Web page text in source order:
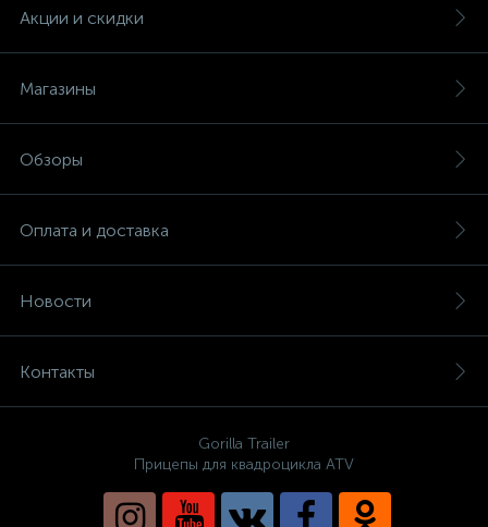
Акции и скидки
Магазины
Обзоры
Оплата и доставка
Новости
Контакты
Gorilla Trailer
Прицепы для квадроцикла ATV